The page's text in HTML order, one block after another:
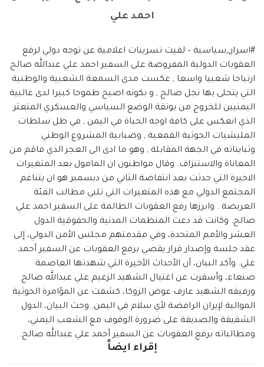
احمد علي
#اسرار_سياسية – لقيت تسريبات اعلامية عن توجه دولي لرفع
العقوبات الدولية المفروضة على السفير احمد علي عبدالله صالح
ارتياحا شعبيا واسعا , عكست مدى السمعة الشعبية والوطنية
التي يتحلى بها نجل صالح , و بكونه اصبح طموحا كبيرا لدى غالبية
اليمنيين للخروج من بوتقة الوضع السياسي والعسكري المتعثر
الذي انعكس على كافة اوجه الحياة في اليمن , في ظل سلطات
المليشيات الحوثية القمعية , وضبابية المشروع الوطني
وتبايناته في الجهة المقابلة , وهو ما ادى الى العجز الذي فاقم من
المعاناة والاستنزاف. وقال مواطنون ان المامول بعد المتغيرات
الاخيرة التي حدثت بعد انتفاضة الثاني من ديسمبر هو ان يتناغم
المجتمع الدولي مع هذه المتغيرات التي تلبي مطالب الفئة
العريضة . وابرزها رفع العقوبات الظالمة على السفير احمد علي
صالح. وكانت قد دعت المنظمات المدنية والحقوقية الدول
العشر والأمم المتحدة، وفي مقدمتهم مجلس الأمن الدولي، إلى
عقد جلسة وإصدار قرار يقضي برفع العقوبات عن السفير أحمد
علي. وأكد البيان، أن الأحداث الأخيرة التي شهدتها العاصمة
صنعاء، وأسفرت عن اغتيال الشهيد الزعيم علي عبدالله صالح
ورفيقه الشهيد عارف عوض الزوكا، كشفت عن المؤامرة الحوثية
الموالية لإيران الرافضة لأي سلام في اليمن. وحث البيان، الدول
الشقيقة والصديقة على ضرورة الوقوف مع الشعب اليمني،
ومطالباته برفع العقوبات عن السفير أحمد علي عبدالله صالح.
إقراء ايضاً